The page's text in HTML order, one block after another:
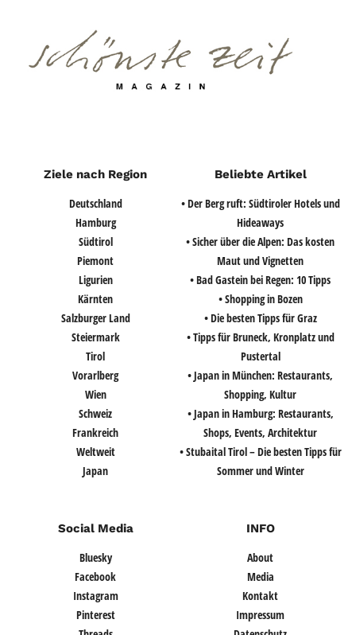
Ziele nach Region
Deutschland
Hamburg
Südtirol
Piemont
Ligurien
Kärnten
Salzburger Land
Steiermark
Tirol
Vorarlberg
Wien
Schweiz
Frankreich
Weltweit
Japan
Beliebte Artikel
• Der Berg ruft: Südtiroler Hotels und
Hideaways
• Sicher über die Alpen: Das kosten
Maut und Vignetten
• Bad Gastein bei Regen: 10 Tipps
• Shopping in Bozen
• Die besten Tipps für Graz
• Tipps für Bruneck, Kronplatz und
Pustertal
• Japan in München: Restaurants,
Shopping, Kultur
• Japan in Hamburg: Restaurants,
Shops, Events, Architektur
• Stubaital Tirol – Die besten Tipps für
Sommer und Winter
Social Media
Bluesky
Facebook
Instagram
Pinterest
INFO
About
Media
Kontakt
Impressum